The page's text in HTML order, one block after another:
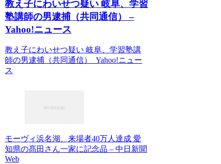
教え子にわいせつ疑い 岐阜、学習
塾講師の男逮捕（共同通信） –
Yahoo!ニュース
教え子にわいせつ疑い 岐阜、学習塾講
師の男逮捕（共同通信） Yahoo!ニュー
ス
モーヴィ浜名湖、来場者40万人達成 愛
知県の髙田さん一家に記念品 – 中日新聞
Web